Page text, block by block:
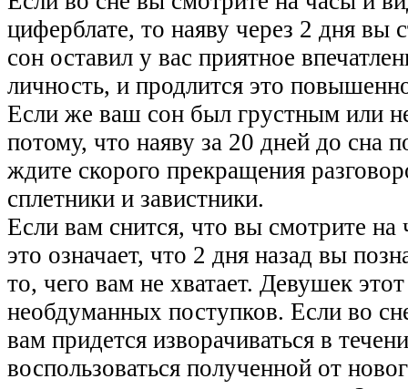
циферблате, то наяву через 2 дня вы
сон оставил у вас приятное
личность, и продлится это
Если же ваш сон был грустным или
потому, что наяву за 20 дней до сна
ждите скорого прекращения
сплетники и завистники.
Если вам снится, что вы смотрите
это означает, что 2 дня назад вы
то, чего вам не хватает. Девушек
необдуманных поступков. Если во
вам придется изворачиваться в
воспользоваться полученной от